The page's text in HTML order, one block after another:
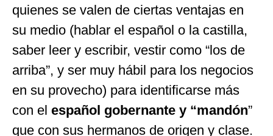
quienes se valen de ciertas ventajas en
su medio (hablar el español o la castilla,
saber leer y escribir, vestir como “los de
arriba”, y ser muy hábil para los negocios
en su provecho) para identificarse más
con el español gobernante y “mandón”
que con sus hermanos de origen y clase.